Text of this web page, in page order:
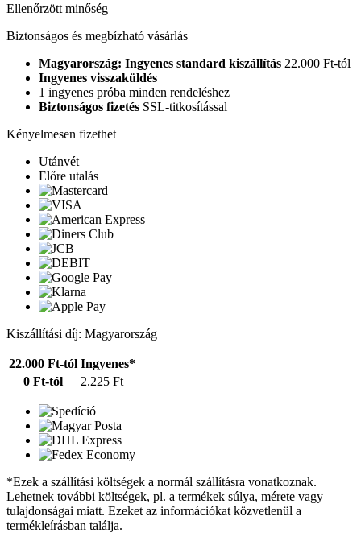
Ellenőrzött minőség
Biztonságos és megbízható vásárlás
Magyarország: Ingyenes standard kiszállítás 22.000 Ft-tól
Ingyenes visszaküldés
1 ingyenes próba minden rendeléshez
Biztonságos fizetés SSL-titkosítással
Kényelmesen fizethet
Utánvét
Előre utalás
Kiszállítási díj: Magyarország
22.000 Ft-tól Ingyenes*
0 Ft-tól
2.225 Ft
*Ezek a szállítási költségek a normál szállításra vonatkoznak.
Lehetnek további költségek, pl. a termékek súlya, mérete vagy
tulajdonságai miatt. Ezeket az információkat közvetlenül a
termékleírásban találja.